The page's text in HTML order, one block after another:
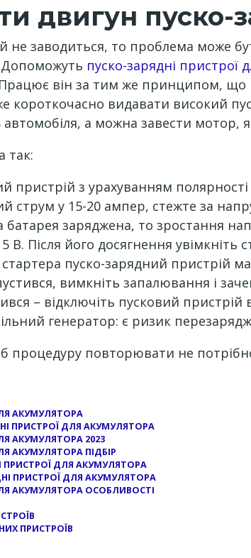
двигун
заводиться, то проблема може
пуско-зарядні пристрої
він за тим же принципом, що
короткочасно видавати високий
а можна завести мотор,
так:
пристрій з урахуванням
струм у 15-20 ампер, стежте за
заряджена, то зростання
В. Після його досягнення увімкніть
стартера пуско-зарядний пристрій
вимкніть запалювання і
– відключіть пусковий
генератор: є ризик
процедуру повторювати не
АКУМУЛЯТОРА
ПРИСТРОЇ ДЛЯ АКУМУЛЯТОРА
АКУМУЛЯТОРА 2023
АКУМУЛЯТОРА ПІДБІР
ПРИСТРОЇ ДЛЯ АКУМУЛЯТОРА
ПРИСТРОЇ ДЛЯ АКУМУЛЯТОРА
АКУМУЛЯТОРА ОСОБЛИВОСТІ
ПРИСТРОЇВ